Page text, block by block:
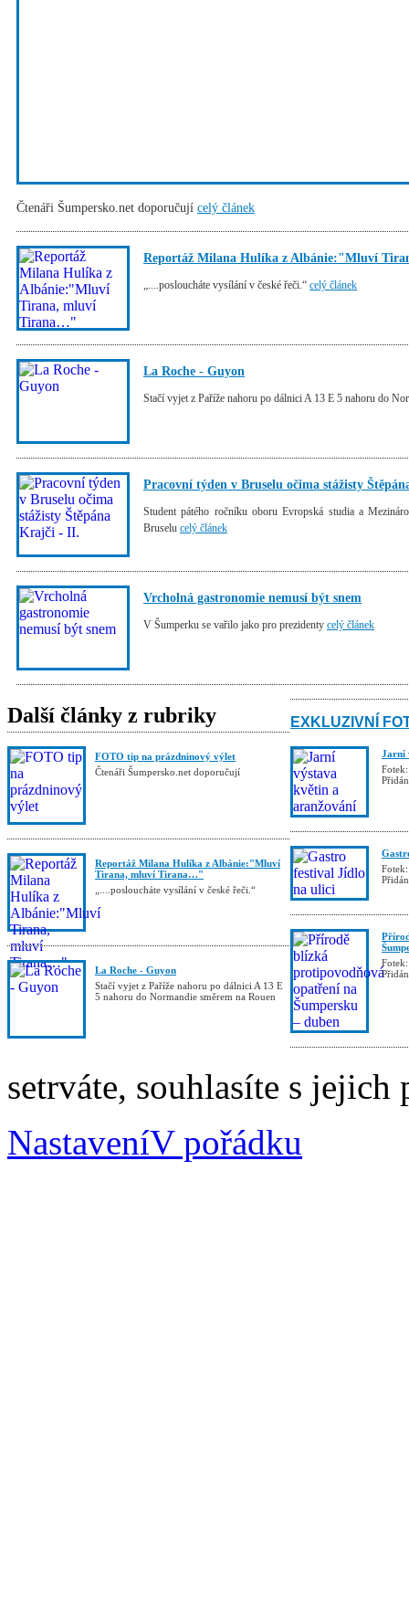
Čtenáři Šumpersko.net doporučují celý článek
Reportáž Milana Hulíka z Albánie:"Mluví
„....posloucháte vysílání v české řeči.“ celý článek
La Roche - Guyon
Stačí vyjet z Paříže nahoru po dálnici A 13 E 5 nahoru do
Pracovní týden v Bruselu očima stážisty
Student pátého ročníku oboru Evropská studia a
Bruselu celý článek
Vrcholná gastronomie nemusí být snem
V Šumperku se vařilo jako pro prezidenty celý článek
Další články z rubriky
FOTO tip na prázdninový výlet
Čtenáři Šumpersko.net doporučují
Reportáž Milana Hulíka z Albánie:"Mluví
Tirana, mluví Tirana…"
„....posloucháte vysílání v české řeči.“
La Roche - Guyon
Stačí vyjet z Paříže nahoru po dálnici A 13 E
5 nahoru do Normandie směrem na Rouen
EXKLUZIVNÍ
Jarní
setrváte, souhlasíte s
NastaveníV pořádku